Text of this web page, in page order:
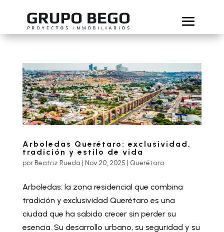
Arboledas Querétaro: exclusividad,
tradición y estilo de vida
porBeatriz Rueda | Nov 20, 2025 | Querétaro
Arboledas: la zona residencial que combina
tradición y exclusividad Querétaro es una
ciudad que ha sabido crecer sin perder su
esencia. Su desarrollo urbano, su seguridad y su